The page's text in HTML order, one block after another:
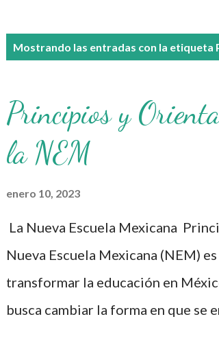
Mostrando las entradas con la etiqueta
Principios y
la NEM
enero 10, 2023
La Nueva Escuela Mexicana
Nueva Escuela Mexicana (NEM)
transformar la educación en
busca cambiar la forma en que se